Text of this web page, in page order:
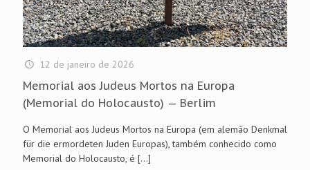
12 de janeiro de 2026
Memorial aos Judeus Mortos na Europa
(Memorial do Holocausto) — Berlim
O Memorial aos Judeus Mortos na Europa (em alemão Denkmal
für die ermordeten Juden Europas), também conhecido como
Memorial do Holocausto, é […]